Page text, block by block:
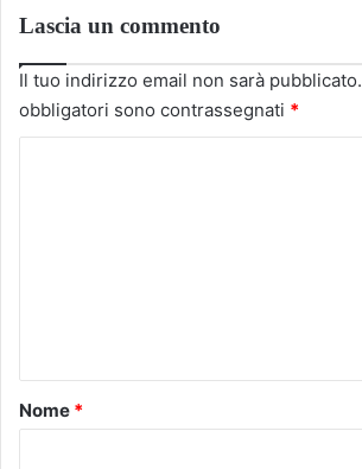
Lascia un commento
Il tuo indirizzo email non sarà pubblicato.
obbligatori sono contrassegnati *
o
Nome *